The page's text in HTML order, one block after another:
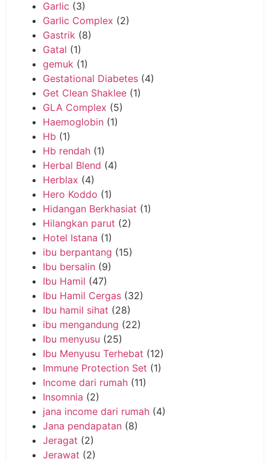
Garlic (3)
Garlic Complex (2)
Gastrik (8)
Gatal (1)
gemuk (1)
Gestational Diabetes (4)
Get Clean Shaklee (1)
GLA Complex (5)
Haemoglobin (1)
Hb (1)
Hb rendah (1)
Herbal Blend (4)
Herblax (4)
Hero Koddo (1)
Hidangan Berkhasiat (1)
Hilangkan parut (2)
Hotel Istana (1)
ibu berpantang (15)
Ibu bersalin (9)
Ibu Hamil (47)
Ibu Hamil Cergas (32)
Ibu hamil sihat (28)
ibu mengandung (22)
Ibu menyusu (25)
Ibu Menyusu Terhebat (12)
Immune Protection Set (1)
Income dari rumah (11)
Insomnia (2)
jana income dari rumah (4)
Jana pendapatan (8)
Jeragat (2)
Jerawat (2)